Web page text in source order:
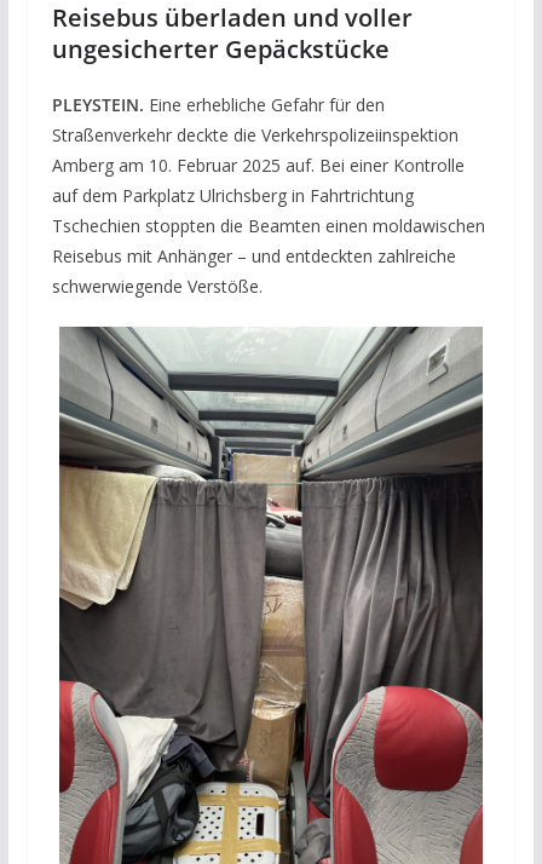
Reisebus überladen und voller
ungesicherter Gepäckstücke
PLEYSTEIN. Eine erhebliche Gefahr für den
Straßenverkehr deckte die Verkehrspolizeiinspektion
Amberg am 10. Februar 2025 auf. Bei einer Kontrolle
auf dem Parkplatz Ulrichsberg in Fahrtrichtung
Tschechien stoppten die Beamten einen moldawischen
Reisebus mit Anhänger – und entdeckten zahlreiche
schwerwiegende Verstöße.